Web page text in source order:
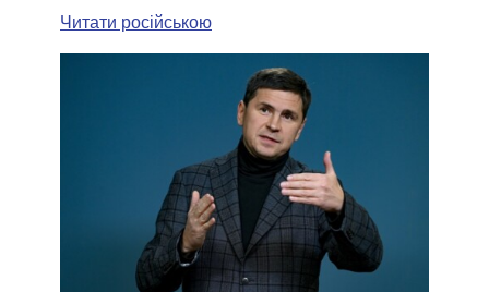
Читати російською